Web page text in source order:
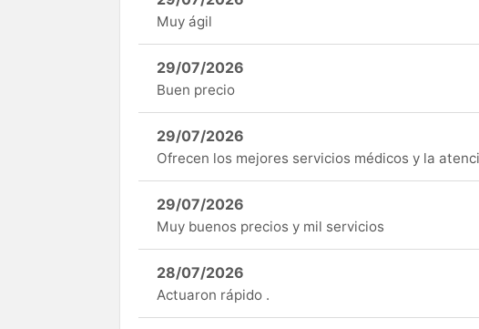
Muy ágil
29/07/2026
Buen precio
29/07/2026
Ofrecen los mejores servicios médicos y la
29/07/2026
Muy buenos precios y mil servicios
28/07/2026
Actuaron rápido .